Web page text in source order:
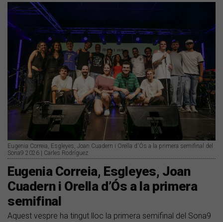
Eugenia Correia, Esgleyes, Joan Cuadern i Orella d'Ós a la primera semifinal del
Sona9 2026 | Carles Rodríguez
Eugenia Correia, Esgleyes, Joan
Cuadern i Orella d’Ós a la primera
semifinal
Aquest vespre ha tingut lloc la primera semifinal del Sona9